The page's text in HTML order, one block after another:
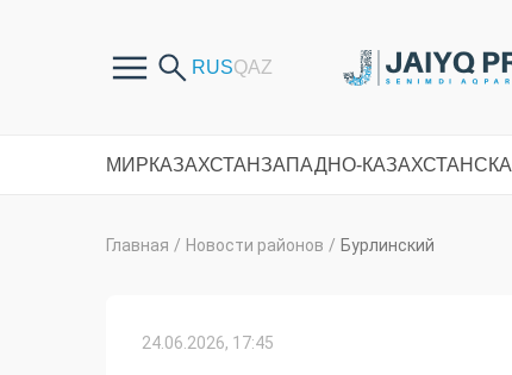
МИРКАЗАХСТАНЗАПАДНО-
Главная / Новости районов / Бурлинский
24.06.2026, 17:45